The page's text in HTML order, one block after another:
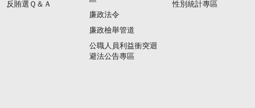
反賄選Ｑ＆Ａ
廉政法令
廉政檢舉管道
公職人員利益衝突迴
避法公告專區
性別統計專區